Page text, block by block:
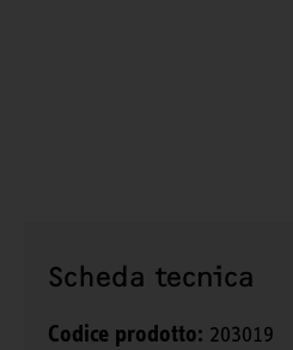
Scheda tecnica
Codice prodotto: 203019